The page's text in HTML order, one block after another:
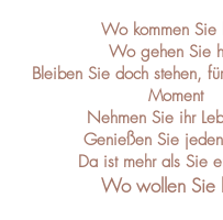
Wo kommen Sie
Wo gehen Sie
Bleiben Sie doch stehen,
Moment
Nehmen Sie ihr
Genießen Sie
Da ist mehr als Sie
Wo wollen Sie